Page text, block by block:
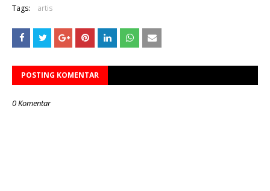
Tags: artis
POSTING KOMENTAR
0 Komentar